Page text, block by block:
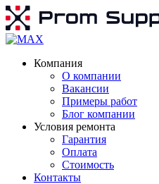
Компания
О компании
Вакансии
Примеры работ
Блог компании
Условия ремонта
Гарантия
Оплата
Стоимость
Контакты